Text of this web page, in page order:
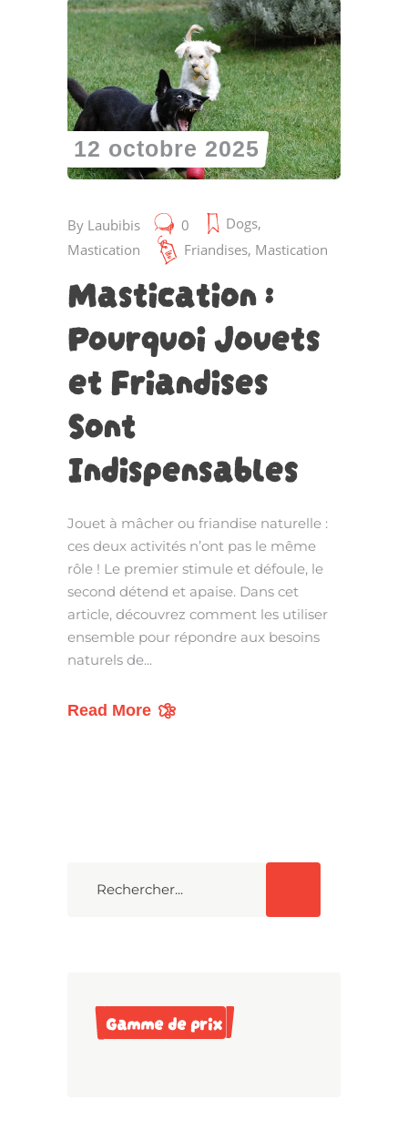
12 octobre 2025
By Laubibis 0 Dogs,
Mastication
Friandises, Mastication
Mastication :
Pourquoi Jouets
et Friandises
Sont
Indispensables
Jouet à mâcher ou friandise naturelle :
ces deux activités n’ont pas le même
rôle ! Le premier stimule et défoule, le
second détend et apaise. Dans cet
article, découvrez comment les utiliser
ensemble pour répondre aux besoins
naturels de
Read More
Gamme de prix